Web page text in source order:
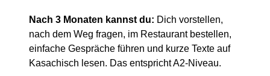
Nach 3 Monaten kannst du: Dich vorstellen,
nach dem Weg fragen, im Restaurant bestellen,
einfache Gespräche führen und kurze Texte auf
Kasachisch lesen. Das entspricht A2-Niveau.